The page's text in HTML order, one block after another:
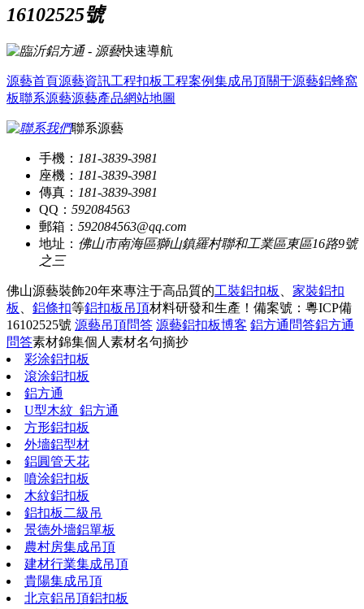
16102525號
快速導航
源藝首頁源藝資訊工程扣板工程案例集成吊頂關于源藝鋁蜂窩
板聯系源藝源藝產品網站地圖
聯系源藝
手機： 181-3839-3981
座機： 181-3839-3981
傳真： 181-3839-3981
QQ： 592084563
郵箱： 592084563@qq.com
地址： 佛山市南海區獅山鎮羅村聯和工業區東區16路9號
之三
佛山源藝裝飾20年來專注于高品質的工裝鋁扣板 、 家裝鋁扣
板 、 鋁條扣等鋁扣板吊頂材料研發和生產！ 備案號：粵ICP備
16102525號 源藝吊頂問答 源藝鋁扣板博客 鋁方通問答鋁方通
問答素材錦集個人素材名句摘抄
彩涂鋁扣板
滾涂鋁扣板
鋁方通
U型木紋_鋁方通
方形鋁扣板
外墻鋁型材
鋁圓管天花
噴涂鋁扣板
木紋鋁扣板
鋁扣板二級吊
景德外墻鋁單板
農村房集成吊頂
建材行業集成吊頂
貴陽集成吊頂
北京鋁吊頂鋁扣板